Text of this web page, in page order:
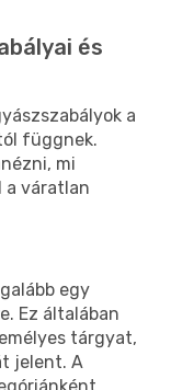
és
a
függnek.
mi
a váratlan
egy
Ez általában
tárgyat,
jelent. A